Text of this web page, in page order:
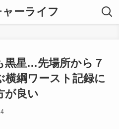
ーライフ
黒星…先場所から７
横綱ワースト記録に
が良い